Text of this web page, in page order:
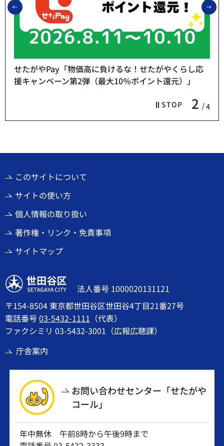
前のスライドを表示
STOP 2 4
せたがやPay「物価高に負けるな！せたがやくらし応
援キャンペーン第2弾（最大10％ポイント還元）」
このサイトについて
サイトの使い方
個人情報の取り扱い
著作権・リンク・免責事項
サイトマップ
世田谷区
法人番号 1000020131121
〒154-8504 東京都世田谷区世田谷4丁目21番27号
電話番号03-5432-1111 （代表）
ファクシミリ 03-5432-3001（広報広聴課）
庁舎案内
お問い合わせセンター「せたがや
コール」
年中無休 午前8時から午後9時まで